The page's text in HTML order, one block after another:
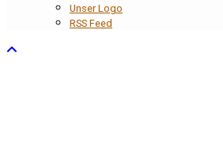
Unser Logo
RSS Feed